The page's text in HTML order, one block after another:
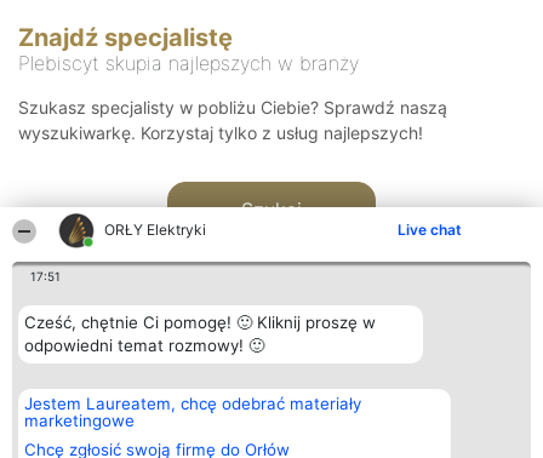
ORŁY Elektryki Live chat
17:51
Cześć, chętnie Ci pomogę! 🙂 Kliknij proszę w
odpowiedni temat rozmowy! 🙂
Jestem Laureatem, chcę odebrać materiały
marketingowe
Chcę zgłosić swoją firmę do Orłów
Znajdź specjalistę
Plebiscyt skupia najlepszych w branży
Szukasz specjalisty w pobliżu Ciebie? Sprawdź naszą
wyszukiwarkę. Korzystaj tylko z usług najlepszych!
Szukaj
Organizator plebiscytu
Bright Side Solutions sp. z o.
o. sp. k.
ul. Ruska 22
Plebiscyt
Laureaci
wszystkich
Kontakt
Kontakt